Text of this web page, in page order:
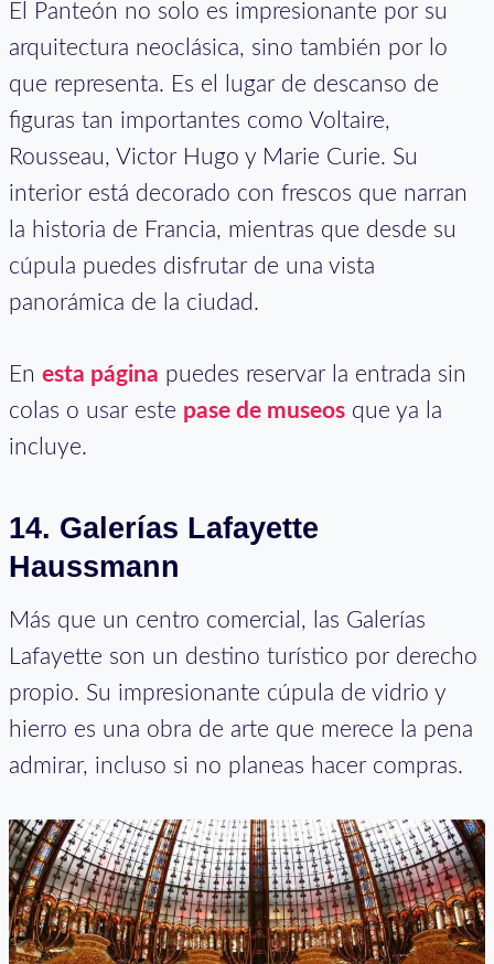
El Panteón no solo es impresionante por su
arquitectura neoclásica, sino también por lo
que representa. Es el lugar de descanso de
figuras tan importantes como Voltaire,
Rousseau, Victor Hugo y Marie Curie. Su
interior está decorado con frescos que narran
la historia de Francia, mientras que desde su
cúpula puedes disfrutar de una vista
panorámica de la ciudad.
En esta página puedes reservar la entrada sin
colas o usar este pase de museos que ya la
incluye.
14. Galerías Lafayette
Haussmann
Más que un centro comercial, las Galerías
Lafayette son un destino turístico por derecho
propio. Su impresionante cúpula de vidrio y
hierro es una obra de arte que merece la pena
admirar, incluso si no planeas hacer compras.